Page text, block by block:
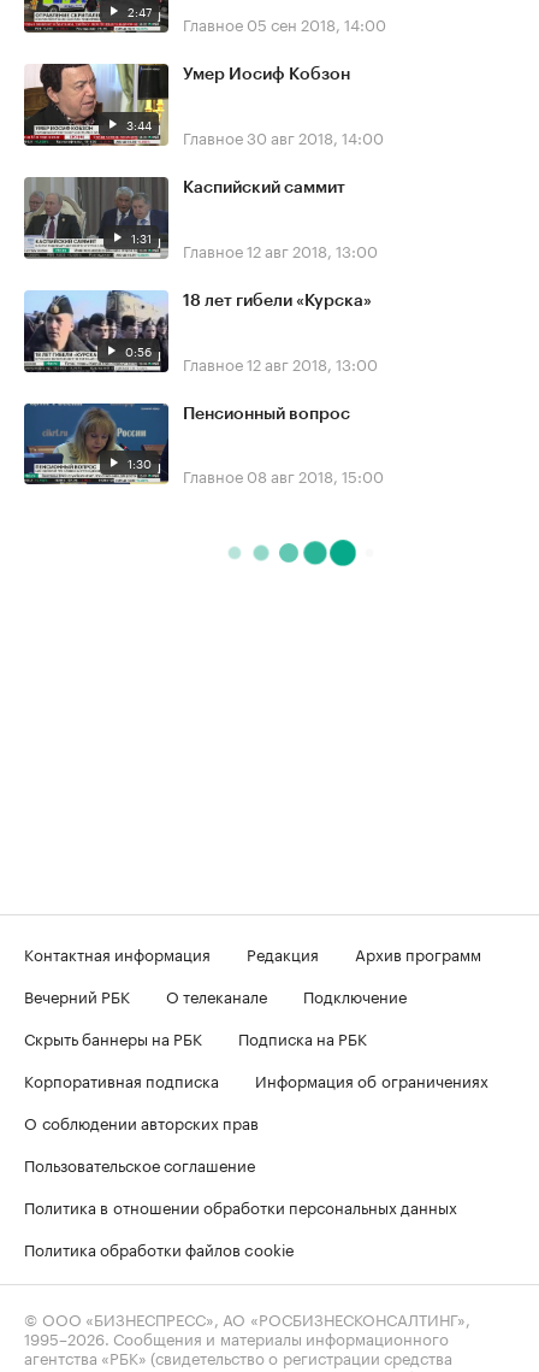
2:47 Главное 05 сен 2018, 14:00
3:44
Умер Иосиф Кобзон
Главное30 авг 2018, 14:00
1:31
Каспийский саммит
Главное12 авг 2018, 13:00
0:56
18 лет гибели «Курска»
Главное12 авг 2018, 13:00
1:30
Пенсионный вопрос
Главное 08 авг 2018, 15:00
Контактная информация Редакция
Архив программ
Вечерний РБК
О телеканале
Подключение
Скрыть баннеры на РБК
Подписка на РБК
Корпоративная подписка
Информация об ограничениях
О соблюдении авторских прав
Пользовательское соглашение
Политика в отношении обработки персональных данных
Политика обработки файлов cookie
© ООО «БИЗНЕСПРЕСС», АО «РОСБИЗНЕСКОНСАЛТИНГ»,
1995–2026. Сообщения и материалы информационного
агентства «РБК» (свидетельство о регистрации средства